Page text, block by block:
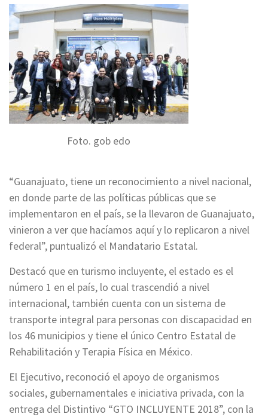
Foto. gob edo
“Guanajuato, tiene un reconocimiento a nivel nacional,
en donde parte de las políticas públicas que se
implementaron en el país, se la llevaron de Guanajuato,
vinieron a ver que hacíamos aquí y lo replicaron a nivel
federal”, puntualizó el Mandatario Estatal.
Destacó que en turismo incluyente, el estado es el
número 1 en el país, lo cual trascendió a nivel
internacional, también cuenta con un sistema de
transporte integral para personas con discapacidad en
los 46 municipios y tiene el único Centro Estatal de
Rehabilitación y Terapia Física en México.
El Ejecutivo, reconoció el apoyo de organismos
sociales, gubernamentales e iniciativa privada, con la
entrega del Distintivo “GTO INCLUYENTE 2018”, con la